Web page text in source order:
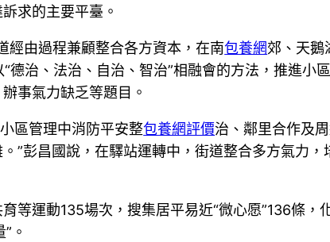
求的主要平臺。
經由過程兼顧整合各方資本，在南包養網郊、天鵝
德治、法治、自治、智治”相融會的方法，推進小
事氣力缺乏等題目。
區管理中消防平安整包養網評價治、鄰里合作及
”彭昌國說，在驛站運轉中，街道整合多方氣力
等運動135場次，搜集居平易近“微心愿”136條
。